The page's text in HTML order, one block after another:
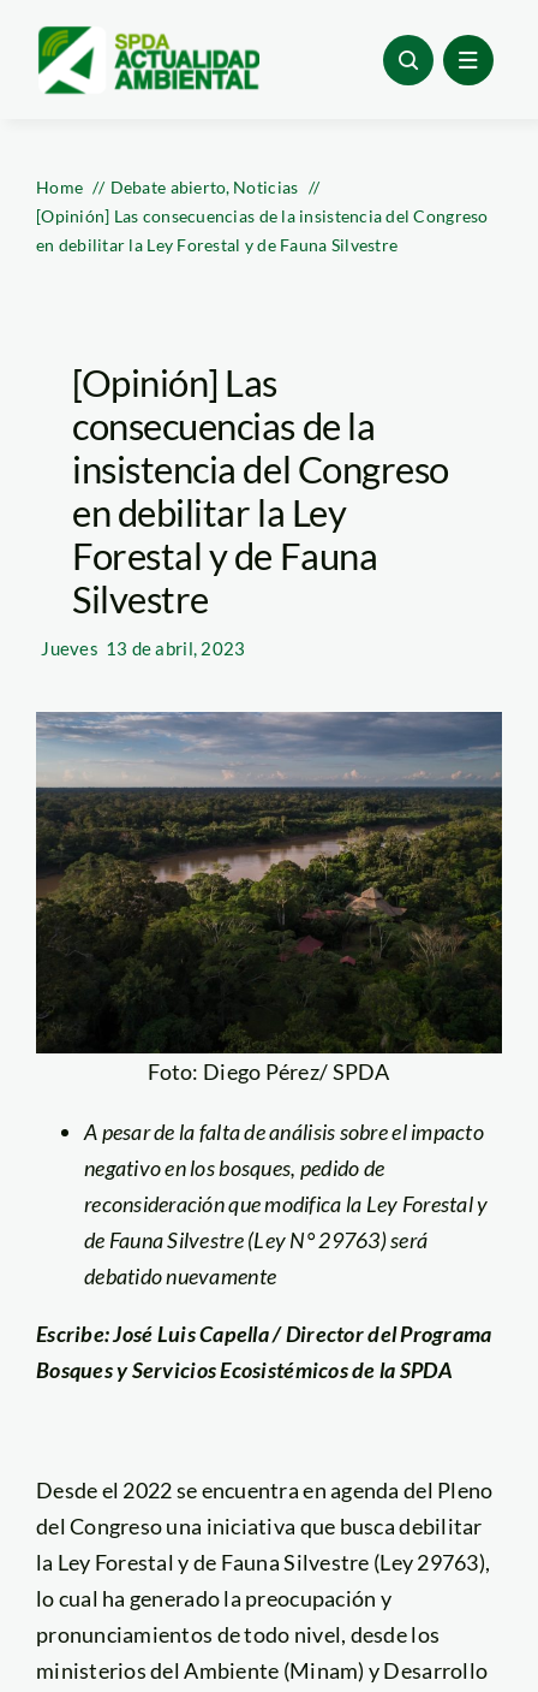
content
Home Debate abierto Noticias
[Opinión] Las consecuencias de la insistencia del Congreso
en debilitar la Ley Forestal y de Fauna Silvestre
[Opinión] Las
consecuencias de la
insistencia del Congreso
en debilitar la Ley
Forestal y de Fauna
Silvestre
Jueves 13 de abril, 2023
Foto: Diego Pérez/ SPDA
A pesar de la falta de análisis sobre el impacto
negativo en los bosques, pedido de
reconsideración que modifica la Ley Forestal y
de Fauna Silvestre (Ley N° 29763) será
debatido nuevamente
Escribe: José Luis Capella / Director del Programa
Bosques y Servicios Ecosistémicos de la SPDA
Desde el 2022 se encuentra en agenda del Pleno
del Congreso una iniciativa que busca debilitar
la Ley Forestal y de Fauna Silvestre (Ley 29763),
lo cual ha generado la preocupación y
pronunciamientos de todo nivel, desde los
ministerios del Ambiente (Minam) y Desarrollo